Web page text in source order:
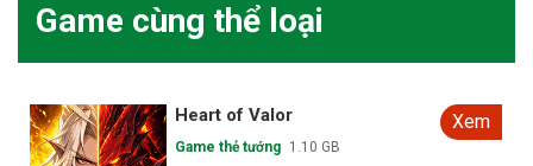
Game cùng thể loại
Heart of Valor
Game thẻ tướng 1.10 GB
Xem